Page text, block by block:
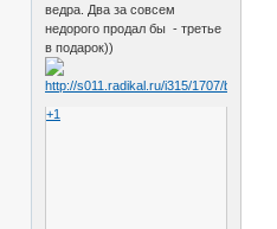
ведра. Два за совсем
недорого продал бы - третье
в подарок))
+1